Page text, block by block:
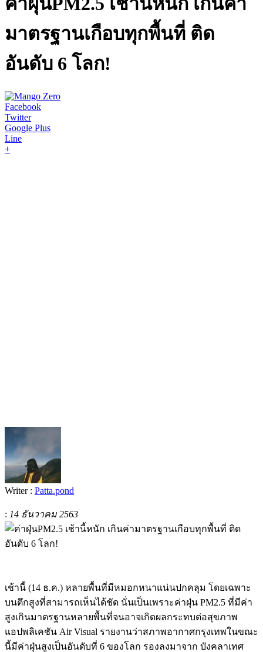
มาตรฐานเกือบทุกพื้นที่ ติด
อันดับ 6 โลก!
Facebook
Twitter
Google Plus
Line
+
Writer : Patta.pond
: 14 ธันวาคม 2563
เช้านี้ (14 ธ.ค.) หลายพื้นที่มีหมอกหนาแน่นปกคลุม โดยเฉพาะ
บนตึกสูงที่สามารถเห็นได้ชัด นั่นเป็นเพราะค่าฝุ่น PM2.5 ที่มีค่า
สูงเกินมาตรฐานหลายพื้นที่จนอาจเกิดผลกระทบต่อสุขภาพ
แอปพลิเคชัน Air Visual รายงานว่าสภาพอากาศกรุงเทพในขณะ
นี้มีค่าฝุ่นสูงเป็นอันดับที่ 6 ของโลก รองลงมาจาก บังคลาเทศ